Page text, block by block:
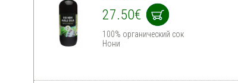
27.50€
100% органический сок
Нони